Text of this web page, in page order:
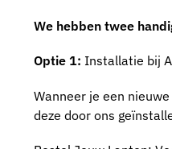
We hebben twee
Optie 1: Installatie bij
Wanneer je een
deze door ons